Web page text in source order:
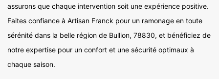
assurons que chaque intervention soit une expérience positive.
Faites confiance à Artisan Franck pour un ramonage en toute
sérénité dans la belle région de Bullion, 78830, et bénéficiez de
notre expertise pour un confort et une sécurité optimaux à
chaque saison.